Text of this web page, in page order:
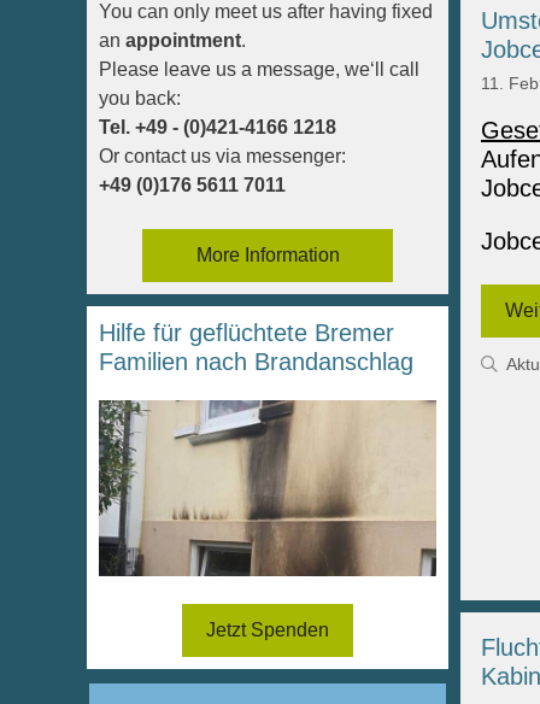
11.
You can only meet us after having fixed
an appointment.
Please leave us a message, we‘ll call
you back:
Tel. +49 - (0)421-4166 1218
Or contact us via messenger:
+49 (0)176 5611 7011
More Information
Hilfe für geflüchtete Bremer
Familien nach Brandanschlag
Jetzt Spenden